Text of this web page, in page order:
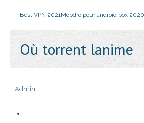
Best VPN 2021Mobdro pour android box 2020
Où torrent lanime
Admin